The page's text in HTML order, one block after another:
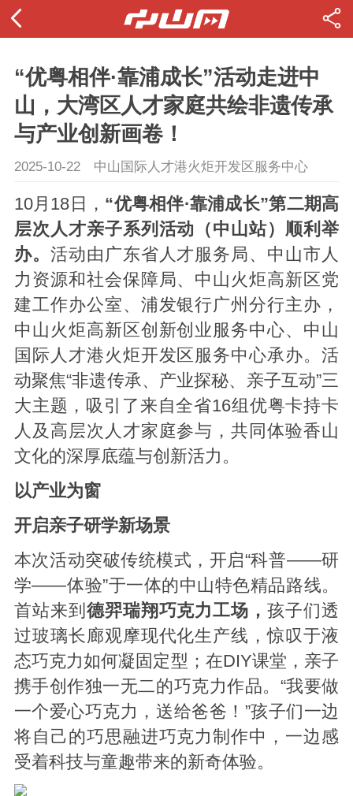
“优粤相伴·靠浦成长”活动走进中
山，大湾区人才家庭共绘非遗传承
与产业创新画卷！
2025-10-22 中山国际人才港火炬开发区服务中心
10月18日， “优粤相伴·靠浦成长”第二期高
层次人才亲子系列活动（中山站）顺利举
办。 活动由广东省人才服务局、中山市人
力资源和社会保障局、中山火炬高新区党
建工作办公室、浦发银行广州分行主办，
中山火炬高新区创新创业服务中心、中山
国际人才港火炬开发区服务中心承办。活
动聚焦“非遗传承、产业探秘、亲子互动”三
大主题，吸引了来自全省16组优粤卡持卡
人及高层次人才家庭参与，共同体验香山
文化的深厚底蕴与创新活力。
以产业为窗
开启亲子研学新场景
本次活动突破传统模式，开启“科普——研
学——体验”于一体的中山特色精品路线。
首站来到 德羿瑞翔巧克力工场，孩子们透
过玻璃长廊观摩现代化生产线，惊叹于液
态巧克力如何凝固定型；在DIY课堂，亲子
携手创作独一无二的巧克力作品。“我要做
一个爱心巧克力，送给爸爸！”孩子们一边
将自己的巧思融进巧克力制作中，一边感
受着科技与童趣带来的新奇体验。